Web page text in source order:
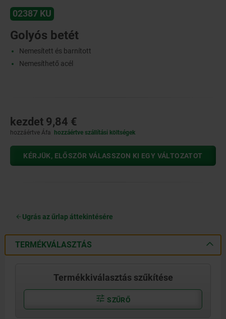
02387 KU
Golyós betét
Nemesített és barnított
Nemesíthető acél
kezdet 9,84 €
hozzáértve Áfa hozzáértve szállítási költségek
KÉRJÜK, ELŐSZÖR VÁLASSZON KI EGY VÁLTOZATOT
Ugrás az űrlap áttekintésére
TERMÉKVÁLASZTÁS
Termékkiválasztás szűkítése
SZŰRŐ